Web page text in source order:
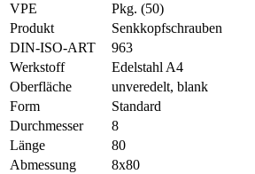
VPE
Pkg. (50)
Produkt
Senkkopfschrauben
DIN-ISO-ART
963
Werkstoff
Edelstahl A4
Oberfläche
unveredelt, blank
Form
Standard
Durchmesser
8
Länge
80
Abmessung
8x80